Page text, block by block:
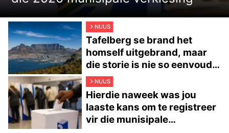
NUUS
Tafelberg se brand het
homself uitgebrand, maar
die storie is nie so eenvoudig
nieNUUS
Hierdie naweek was jou
laaste kans om te registreer
vir die munisipale